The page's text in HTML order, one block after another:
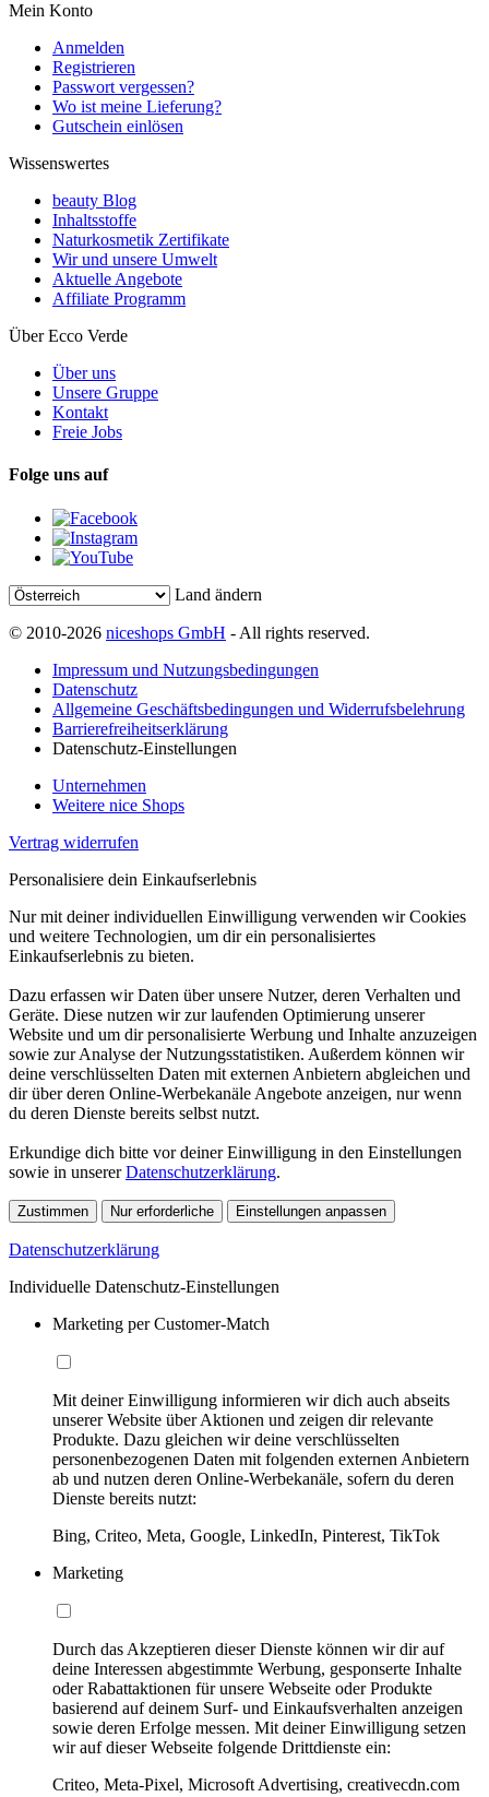
Mein Konto
Anmelden
Registrieren
Passwort vergessen?
Wo ist meine Lieferung?
Gutschein einlösen
Wissenswertes
beauty Blog
Inhaltsstoffe
Naturkosmetik Zertifikate
Wir und unsere Umwelt
Aktuelle Angebote
Affiliate Programm
Über Ecco Verde
Über uns
Unsere Gruppe
Kontakt
Freie Jobs
Folge uns auf
Land ändern
© 2010-2026 niceshops GmbH - All rights reserved.
Impressum und Nutzungsbedingungen
Datenschutz
Allgemeine Geschäftsbedingungen und Widerrufsbelehrung
Barrierefreiheitserklärung
Datenschutz-Einstellungen
Unternehmen
Weitere nice Shops
Vertrag widerrufen
Personalisiere dein Einkaufserlebnis
Nur mit deiner individuellen Einwilligung verwenden wir Cookies
und weitere Technologien, um dir ein personalisiertes
Einkaufserlebnis zu bieten.
Dazu erfassen wir Daten über unsere Nutzer, deren Verhalten und
Geräte. Diese nutzen wir zur laufenden Optimierung unserer
Website und um dir personalisierte Werbung und Inhalte anzuzeigen
sowie zur Analyse der Nutzungsstatistiken. Außerdem können wir
deine verschlüsselten Daten mit externen Anbietern abgleichen und
dir über deren Online-Werbekanäle Angebote anzeigen, nur wenn
du deren Dienste bereits selbst nutzt.
Erkundige dich bitte vor deiner Einwilligung in den Einstellungen
sowie in unsererDatenschutzerklärung.
Zustimmen Nur erforderliche Einstellungen anpassen
Datenschutzerklärung
Individuelle Datenschutz-Einstellungen
Marketing per Customer-Match
Mit deiner Einwilligung informieren wir dich auch abseits
unserer Website über Aktionen und zeigen dir relevante
Produkte. Dazu gleichen wir deine verschlüsselten
personenbezogenen Daten mit folgenden externen Anbietern
ab und nutzen deren Online-Werbekanäle, sofern du deren
Dienste bereits nutzt:
Bing, Criteo, Meta, Google, LinkedIn, Pinterest, TikTok
Marketing
Durch das Akzeptieren dieser Dienste können wir dir auf
deine Interessen abgestimmte Werbung, gesponserte Inhalte
oder Rabattaktionen für unsere Webseite oder Produkte
basierend auf deinem Surf- und Einkaufsverhalten anzeigen
sowie deren Erfolge messen. Mit deiner Einwilligung setzen
wir auf dieser Webseite folgende Drittdienste ein:
Criteo, Meta-Pixel, Microsoft Advertising, creativecdn.com